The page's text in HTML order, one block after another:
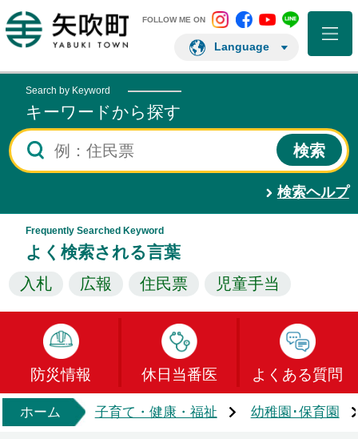
矢吹町ホームページ
FOLLOW ME ON 矢吹町 Instagram
矢吹町矢吹町矢吹町
Language
Search by Keyword
キーワードから探す
検索ヘルプ
Frequently Searched Keyword
よく検索される言葉
入札 広報 住民票 児童手当
防災情報 休日当番医 よくある質問
ホーム 子育て・健康・福祉 幼稚園･保育園